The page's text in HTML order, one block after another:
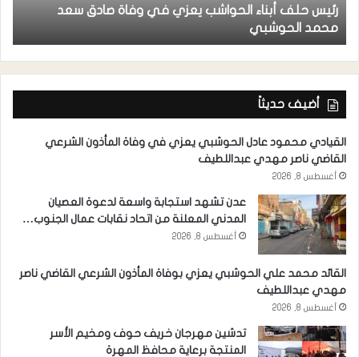
رئيس حلف أبناء الحواشب يعزي في وفاة صادق سعد
محمد الحوشبي
أضيف حديثاً
القيادي محمود عادل الحوشبي يعزي في وفاة المأذون الشرعي
القاضي ناصر مهدي عبداللطيف
أغسطس 8, 2026
عدن تشهد استجابة واسعة لدعوة العصيان
المدني المعلنة من اتحاد نقابات عمال الجنوب…
أغسطس 8, 2026
القائد محمد علي الحوشبي يعزي بوفاة المأذون الشرعي القاضي ناصر
مهدي عبداللطيف
أغسطس 8, 2026
تدشين مهرجان خريف حوف ومخيم الأسر
المنتجة برعاية محافظ المهرة